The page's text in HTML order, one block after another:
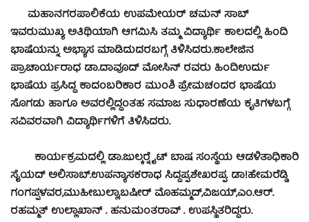
ಮಹಾನಗರಪಾಲಿಕೆಯ ಉಪಮೇಯರ್ ಚಮನ್ ಸಾಬ್
ಇವರುಮುಖ್ಯ ಅತಿಥಿಯಾಗಿ ಆಗಮಿಸಿ ತಮ್ಮ ವಿದ್ಯಾರ್ಥಿ ಕಾಲದಲ್ಲಿ ಹಿಂದಿ
ಭಾಷೆಯನ್ನು ಅಭ್ಯಾಸ ಮಾಡಿದುದರಬಗ್ಗೆ ತಿಳಿಸಿದರು.ಕಾಲೇಜಿನ
ಪ್ರಾಚಾರ್ಯರಾಧ ಡಾ.ದಾವೂದ್ ಮೋಸಿನ್ ರವರು ಹಿಂದಿಉರ್ದು
ಭಾಷೆಯ ಪ್ರಸಿದ್ದ ಕಾದಂಬರಿಕಾರ ಮುಂಶಿ ಪ್ರೇಮಚಂದರ ಭಾಷೆಯ
ಸೊಗಡು ಹಾಗೂ ಅವರಲ್ಲಿದ್ದಂತಹ ಸಮಾಜ ಸುಧಾರಣೆಯ ಕೃತಿಗಳಬಗ್ಗೆ
ಸವಿವರವಾಗಿ ವಿದ್ಯಾರ್ಥಿಗಳಿಗೆ ತಿಳಿಸಿದರು.
ಕಾರ್ಯಕ್ರಮದಲ್ಲಿ ಡಾ.ಜುಲ್ಕರ್‍ನೈಟ್ ಬಾಷ ಸಂಸ್ಥೆಯ ಆಡಳಿತಾಧಿಕಾರಿ
ಸೈಯದ್ ಅಲಿಸಾಬ್.ಉಪನ್ಯಾಸಕರಾಧ ಸಿದ್ದಪ್ಪ.ಶೇಖರಪ್ಪ. ಡಾ!ಹೇಮರೆಡ್ಡಿ
ಗಂಗಪ್ಪಳವರ,ಮುಹೀಬುಲ್ಲಾ,ಬಷೀರ್ ಮೊಹಮ್ಮದ್,ವಿಜಯ್,ಎಂ.ಆರ್.
ರಹಮ್ಮತ್ ಉಲ್ಲಾಖಾನ್ . ಹನುಮಂತರಾವ್ . ಉಪಸ್ಥಿತರಿದ್ದರು.